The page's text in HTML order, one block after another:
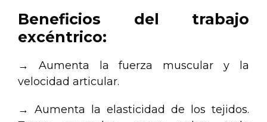
Beneficios del trabajo
excéntrico:
→ Aumenta la fuerza muscular y la
velocidad articular.
→ Aumenta la elasticidad de los tejidos.